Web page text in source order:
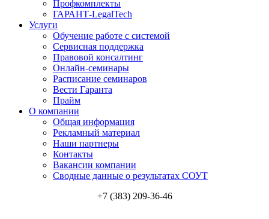
Профкомплекты
ГАРАНТ-LegalTech
Услуги
Обучение работе с системой
Сервисная поддержка
Правовой консалтинг
Онлайн-семинары
Расписание семинаров
Вести Гаранта
Прайм
О компании
Общая информация
Рекламный материал
Наши партнеры
Контакты
Вакансии компании
Сводные данные о результатах СОУТ
+7 (383) 209-36-46